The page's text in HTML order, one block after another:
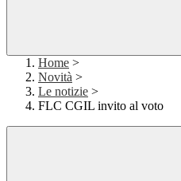
Home >
Novità >
Le notizie >
FLC CGIL invito al voto